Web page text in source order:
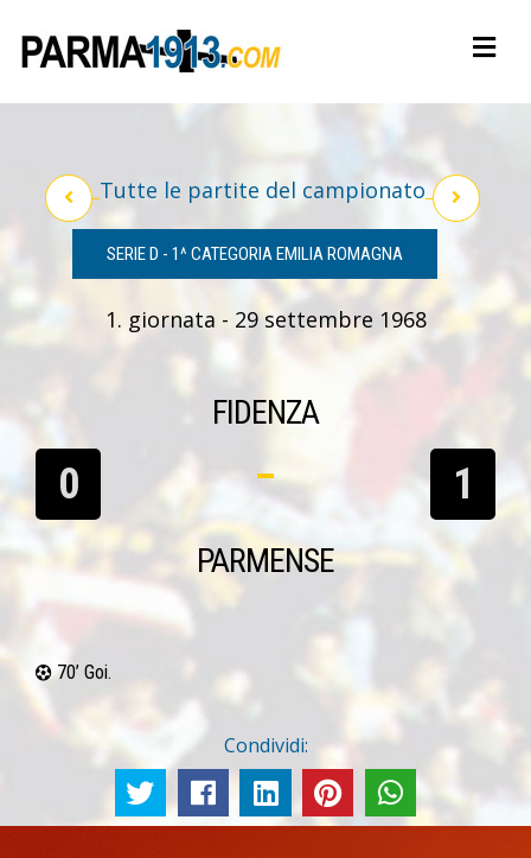
Tutte le partite del campionato
SERIE D - 1^ CATEGORIA EMILIA ROMAGNA
1. giornata - 29 settembre 1968
FIDENZA
0 1
PARMENSE
70’ Goi.
Condividi: